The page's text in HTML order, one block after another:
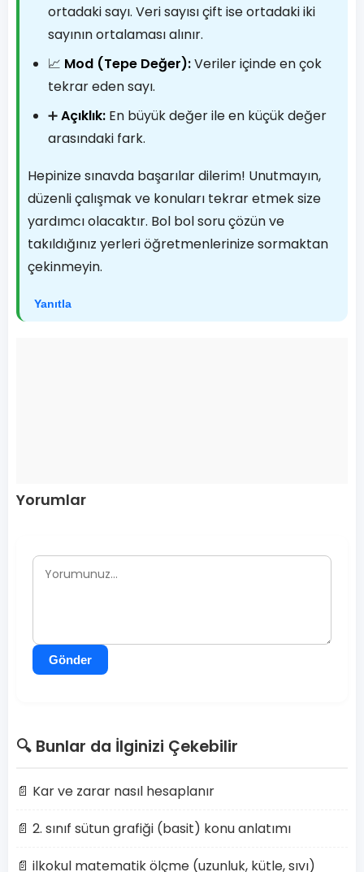
ortadaki sayı. Veri sayısı çift ise ortadaki iki
sayının ortalaması alınır.
📈 Mod (Tepe Değer):Veriler içinde en çok
tekrar eden sayı.
➕Açıklık: En büyük değer ile en küçük değer
arasındaki fark.
Hepinize sınavda başarılar dilerim! Unutmayın,
düzenli çalışmak ve konuları tekrar etmek size
yardımcı olacaktır. Bol bol soru çözün ve
takıldığınız yerleri öğretmenlerinize sormaktan
çekinmeyin.
Yanıtla
Yorumlar
Gönder
🔍 Bunlar da İlginizi Çekebilir
📄 Kar ve zarar nasıl hesaplanır
📄 2. sınıf sütun grafiği (basit) konu anlatımı
📄 ilkokul matematik ölçme (uzunluk, kütle, sıvı)